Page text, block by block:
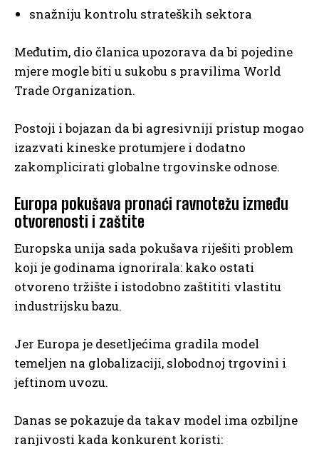
snažniju kontrolu strateških sektora
Međutim, dio članica upozorava da bi pojedine
mjere mogle biti u sukobu s pravilima World
Trade Organization.
Postoji i bojazan da bi agresivniji pristup mogao
izazvati kineske protumjere i dodatno
zakomplicirati globalne trgovinske odnose.
Europa pokušava pronaći ravnotežu između
otvorenosti i zaštite
Europska unija sada pokušava riješiti problem
koji je godinama ignorirala: kako ostati
otvoreno tržište i istodobno zaštititi vlastitu
industrijsku bazu.
Jer Europa je desetljećima gradila model
temeljen na globalizaciji, slobodnoj trgovini i
jeftinom uvozu.
Danas se pokazuje da takav model ima ozbiljne
ranjivosti kada konkurent koristi: